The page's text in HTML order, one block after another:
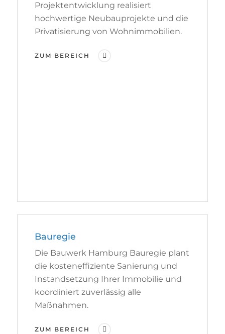
Projektentwicklung realisiert
hochwertige Neubauprojekte und die
Privatisierung von Wohnimmobilien.
ZUM BEREICH
Bauregie
Die Bauwerk Hamburg Bauregie plant
die kosteneffiziente Sanierung und
Instandsetzung Ihrer Immobilie und
koordiniert zuverlässig alle
Maßnahmen.
ZUM BEREICH